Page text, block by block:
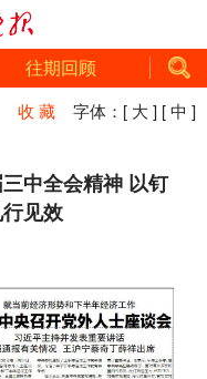
往期回顾
收 藏 字体： [ 大 ] [ 中 ]
中全会精神 以钉
见效